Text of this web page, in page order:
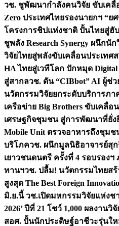
วช. ชูพัฒนากำลังคนวิจัย ขับเคลื่
Zero ประเทศไทยรองนายกฯ “ย
โครงการชิปแห่งชาติ ปั้นไทยสู่ฮับ
ชูพลัง Research Synergy ผนึกนั
วิจัยไทยสู่พลังขับเคลื่อนประเทศ
HA ไทยสู่เวทีโลก ปักหมุด
สู่สากลวช. ดัน “CIBbot” AI ผู้ช่
นวัตกรรมวิจัยยกระดับบริการภ
เครือข่าย Big Brothers ขับเคลื่อ
เศรษฐกิจชุมชน สู่การพัฒนาที่ยั่ง
Mobile Unit ตรวจอาหารถึงชุม
บริโภควช. ผนึกมูลนิธิอาจารย์สุ
เยาวชนดนตรี ครั้งที่ 4 รอบรอง
ทานฯวช. ปลื้ม! นวัตกรรมไทยส
สูงสุด The Best Foreign
มิ.ย.นี้ วช.เปิดมหกรรมวิจัยแห่งชา
2026’ ปีที่ 21 โชว์ 1,000 ผลงาน
สอศ. ปั้นนักประดิษฐ์อาชีวะรุ่นใ